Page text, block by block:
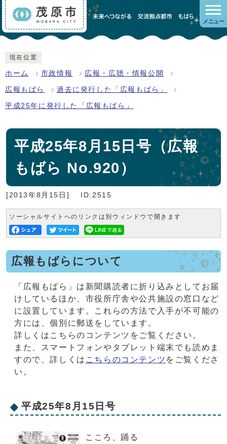
メニュー
現在位置
ホーム 市政情報 広報・広聴・情報公開
広報もばら 過去に発行した「広報もばら」
平成25年に発行した「広報もばら」
平成25年8月15日号（広報
もばら No.920）
[2013年8月15日] ID:2515
ソーシャルサイトへのリンクは別ウィンドウで開きます
広報もばらについて
「広報もばら」は新聞購読者に折り込みとしてお届
けしているほか、市役所庁舎や公共施設の窓口など
に設置しています。これらの方法で入手が不可能の
方には、個別に郵送をしています。
詳しくはこちらのコンテンツをご覧ください。
また、スマートフォンやタブレット端末でも読めま
すので、詳しくは こちらのコンテンツ をご覧くださ
い。
平成25年8月15日号
こころ、踊る